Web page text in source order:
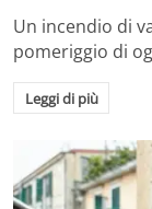
Un incendio di
pomeriggio di
Leggi di più